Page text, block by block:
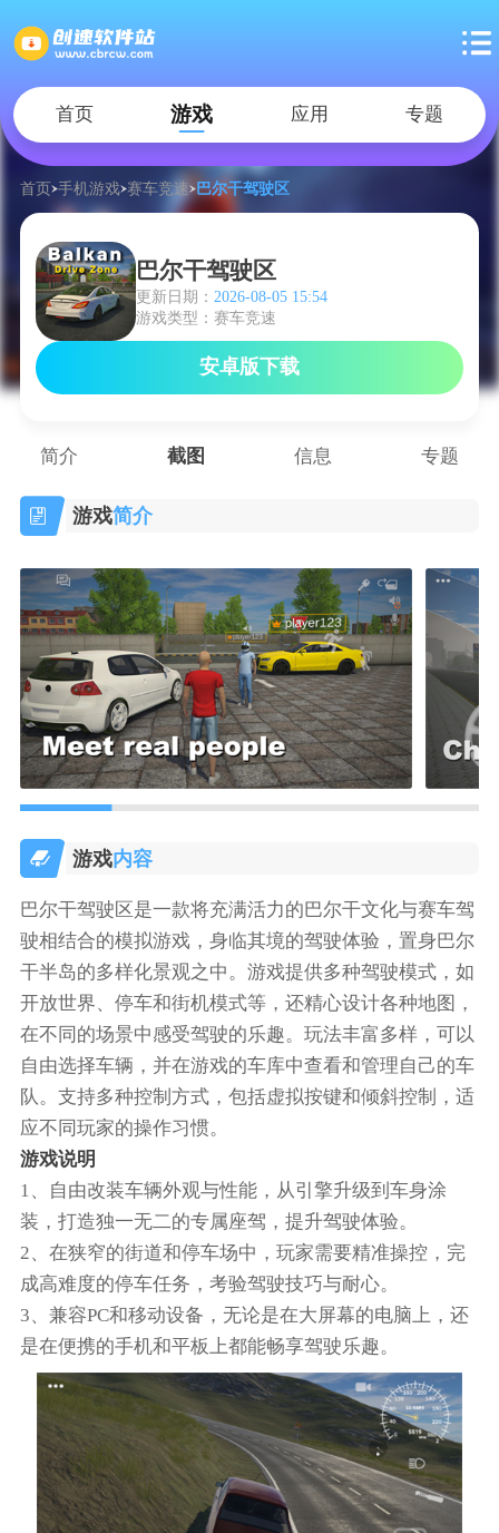
首页 游戏 应用 专题
首页 手机游戏 赛车竞速 巴尔干驾驶区
巴尔干驾驶区
更新日期： 2026-08-05 15:54
游戏类型：赛车竞速
安卓版下载
简介 截图 信息 专题
游戏简介
游戏内容
巴尔干驾驶区是一款将充满活力的巴尔干文化与赛车驾
驶相结合的模拟游戏，身临其境的驾驶体验，置身巴尔
干半岛的多样化景观之中。游戏提供多种驾驶模式，如
开放世界、停车和街机模式等，还精心设计各种地图，
在不同的场景中感受驾驶的乐趣。玩法丰富多样，可以
自由选择车辆，并在游戏的车库中查看和管理自己的车
队。支持多种控制方式，包括虚拟按键和倾斜控制，适
应不同玩家的操作习惯。
游戏说明
1、自由改装车辆外观与性能，从引擎升级到车身涂
装，打造独一无二的专属座驾，提升驾驶体验。
2、在狭窄的街道和停车场中，玩家需要精准操控，完
成高难度的停车任务，考验驾驶技巧与耐心。
3、兼容PC和移动设备，无论是在大屏幕的电脑上，还
是在便携的手机和平板上都能畅享驾驶乐趣。